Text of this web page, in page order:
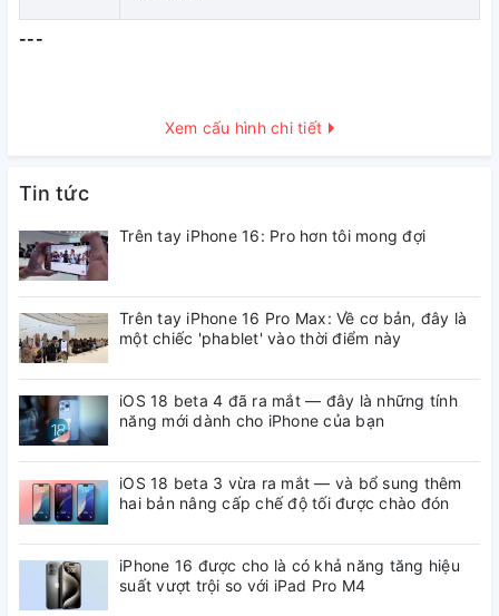
MR.CAU RẤT VUI KHI ĐƯỢC PHỤC VỤ KHÁCH HÀNG
---
Xem cấu hình chi tiết
Tin tức
Trên tay iPhone 16: Pro hơn tôi mong đợi
Trên tay iPhone 16 Pro Max: Về cơ bản, đây là
một chiếc 'phablet' vào thời điểm này
iOS 18 beta 4 đã ra mắt — đây là những tính
năng mới dành cho iPhone của bạn
iOS 18 beta 3 vừa ra mắt — và bổ sung thêm
hai bản nâng cấp chế độ tối được chào đón
iPhone 16 được cho là có khả năng tăng hiệu
suất vượt trội so với iPad Pro M4